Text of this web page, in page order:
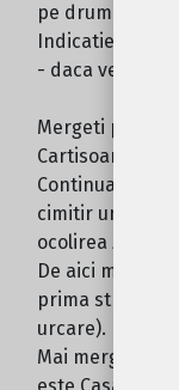
pe drumul
Indicatie: -
- daca veniti
Mergeti pe
Cartisoara.
Continuati
cimitir unde se
ocolirea zidului).
De aici mai
prima strada
urcare).
Mai mergeti